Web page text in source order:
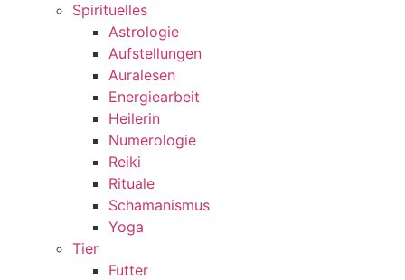
Spirituelles
Astrologie
Aufstellungen
Auralesen
Energiearbeit
Heilerin
Numerologie
Reiki
Rituale
Schamanismus
Yoga
Tier
Futter